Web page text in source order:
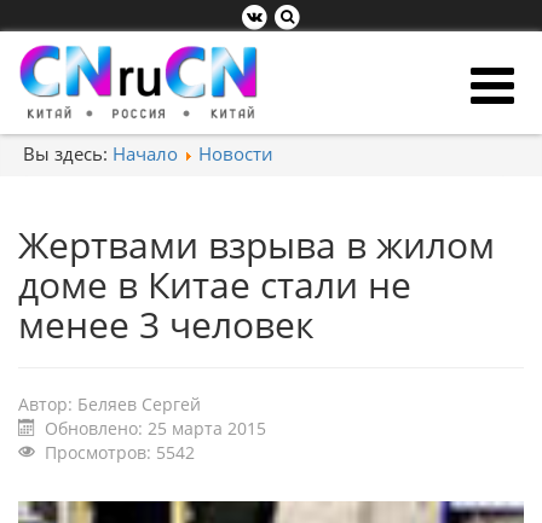
Вы здесь: Начало Новости
Жертвами взрыва в жилом
доме в Китае стали не
менее 3 человек
Автор: Беляев Сергей
Обновлено: 25 марта 2015
Просмотров: 5542